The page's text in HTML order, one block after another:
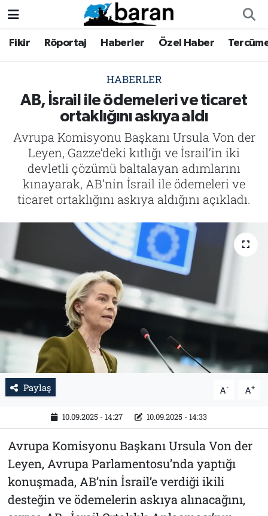
Fikir Röportaj Haberler Özel Haber
HABERLER
AB, İsrail ile ödemeleri ve ticaret
ortaklığını askıya aldı
Avrupa Komisyonu Başkanı Ursula Von der
Leyen, Gazze’deki kıtlığı ve İsrail’in iki
devletli çözümü baltalayan adımlarını
kınayarak, AB’nin İsrail ile ödemeleri ve
ticaret ortaklığını askıya aldığını açıkladı.
Paylaş A- A+
10.09.2025 - 14:27 10.09.2025 - 14:33
Avrupa Komisyonu Başkanı Ursula Von der
Leyen, Avrupa Parlamentosu’nda yaptığı
konuşmada, AB’nin İsrail’e verdiği ikili
desteğin ve ödemelerin askıya alınacağını,
Fikir
Haberler
Özel Haber
Tercüme
İktibas
Büyük Doğu-İbda
Tarih
Fikir
Haberler
Özel Haber
Tercüme
İktibas
Büyük Doğu-İbda
İletişim
Künye
Nöbetçi Eczaneler
Trafik Durumu
Süper Lig Puan Durumu ve Fikstür
Tüm Manşetler
Son Dakika Haberleri
Haber Arşivi